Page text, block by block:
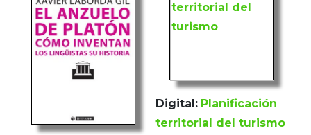
Digital: Planificación
territorial del turismo